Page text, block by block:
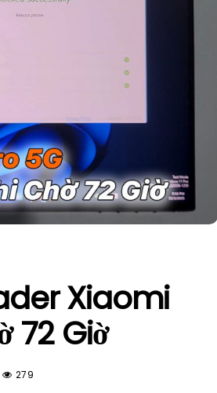
Xiaomi
72 Giờ
279